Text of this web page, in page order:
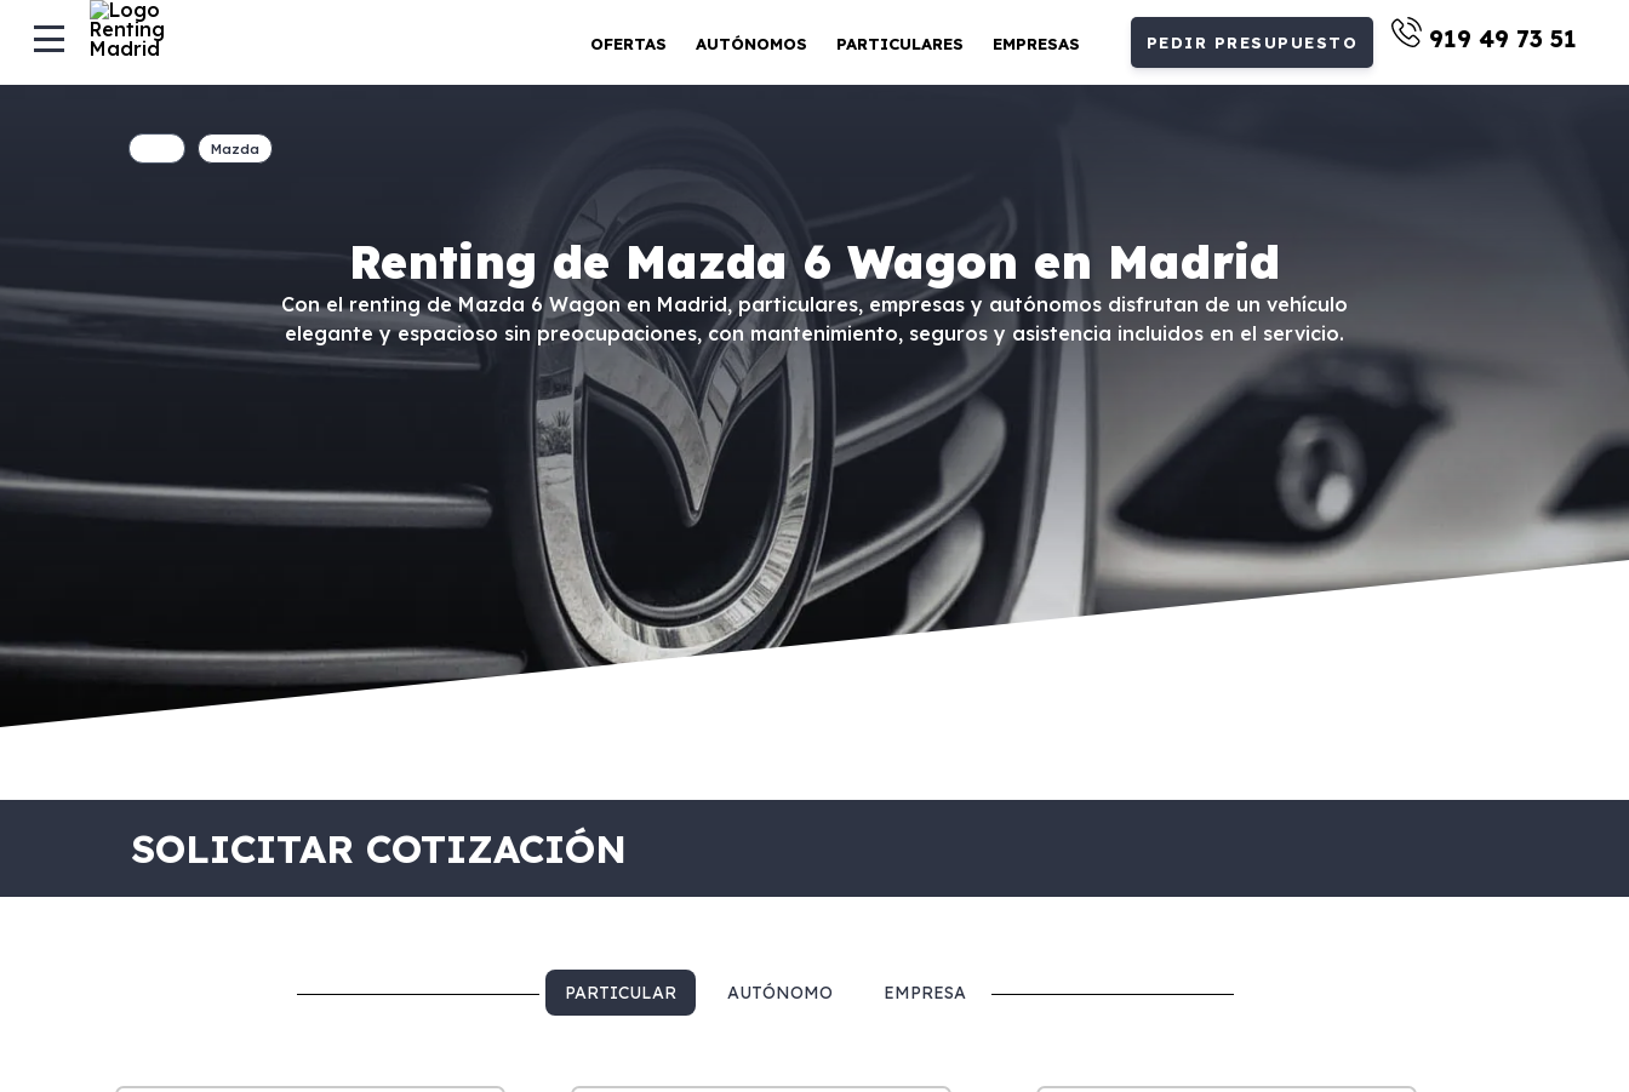
OFERTAS AUTÓNOMOS PARTICULARES EMPRESAS PEDIR PRESUPUESTO 919 49 73 51
Renting de Mazda 6 Wagon en Madrid
Con el renting de Mazda 6 Wagon en Madrid, particulares, empresas y autónomos disfrutan de un vehículo
elegante y espacioso sin preocupaciones, con mantenimiento, seguros y asistencia incluidos en el servicio.
Mazda
SOLICITAR COTIZACIÓN
PARTICULAR AUTÓNOMO EMPRESA